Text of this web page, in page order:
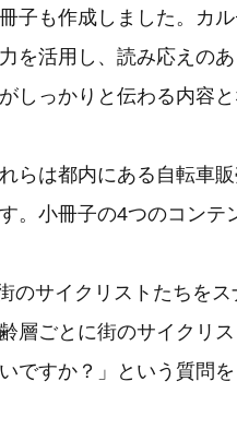
子も作成しました。カ
を活用し、読み応えの
しっかりと伝わる内容と
らは都内にある自転車
。小冊子の4つのコンテ
のサイクリストたちをス
層ごとに街のサイクリ
ですか？」という質問を